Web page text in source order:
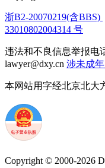
浙B2-20070219(含BBS)
33010802004314 号
违法和不良信息举报电
lawyer@dxy.cn 涉未成
本网站用字经北京北大
Copyright © 2000-2026